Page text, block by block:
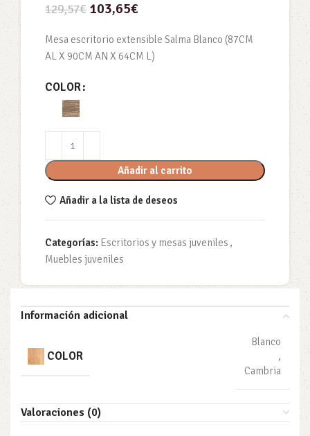
129,57€ 103,65€
Mesa escritorio extensible Salma Blanco (87CM
AL X 90CM AN X 64CM L)
COLOR
Añadir al carrito
Añadir a la lista de deseos
Categorías: Escritorios y mesas juveniles ,
Muebles juveniles
Información adicional
COLOR
Blanco
,
Cambria
Valoraciones (0)